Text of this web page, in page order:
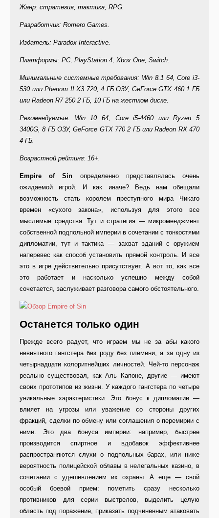
Жанр: стратегия, тактика, RPG.
Разработчик: Romero Games.
Издатель: Paradox Interactive.
Платформы: PC, PlayStation 4, Xbox One, Switch.
Минимальные системные требования: Win 8.1 64, Core i3-
530 или Phenom II X3 720, 4 ГБ ОЗУ, GeForce GTX 460 1 ГБ
или Radeon R7 250 2 ГБ, 10 ГБ на жестком диске.
Рекомендуемые: Win 10 64, Core i5-4460 или Ryzen 5
3400G, 8 ГБ ОЗУ, GeForce GTX 770 2 ГБ или Radeon RX 470
4 ГБ.
Возрастной рейтинг: 16+.
Empire of Sin определенно представлялась очень
ожидаемой игрой. И как иначе? Ведь нам обещали
возможность стать королем преступного мира Чикаго
времен «сухого закона», используя для этого все
мыслимые средства. Тут и стратегия — микроменджмент
собственной подпольной империи в сочетании с тонкостями
дипломатии, тут и тактика — захват зданий с оружием
наперевес как способ установить прямой контроль. И все
это в игре действительно присутствует. А вот то, как все
это работает и насколько успешно между собой
сочетается, заслуживает разговора самого обстоятельного.
Останется только один
Прежде всего радует, что играем мы не за абы какого
невнятного гангстера без роду без племени, а за одну из
четырнадцати колоритнейших личностей. Чей-то персонаж
реально существовал, как Аль Капоне, другие — имеют
своих прототипов из жизни. У каждого гангстера по четыре
уникальные характеристики. Это бонус к дипломатии —
влияет на угрозы или уважение со стороны других
фракций, сделки по обмену или соглашения о перемирии с
ними. Это два бонуса империи: например, быстрее
производится спиртное и вдобавок эффективнее
распространяются слухи о подпольных барах, или ниже
вероятность полицейской облавы в нелегальных казино, в
сочетании с удешевлением их охраны. А еще — свой
особый боевой прием: пометить сразу несколько
противников для серии выстрелов, выделить целую
область под поражение, приказать подчиненным атаковать